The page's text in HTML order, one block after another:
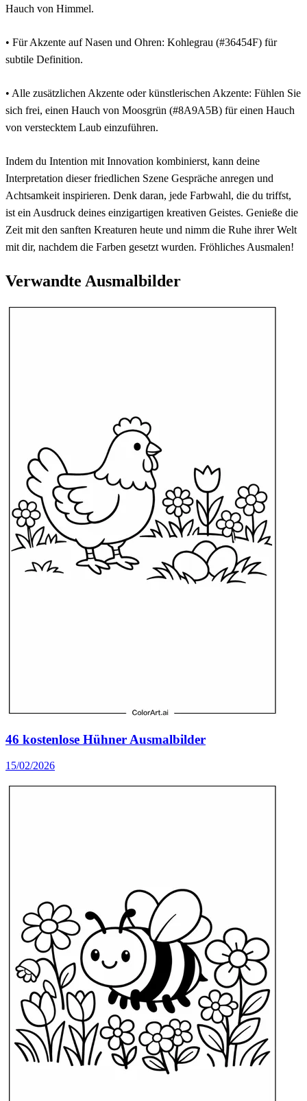
Hauch von Himmel.
• Für Akzente auf Nasen und Ohren: Kohlegrau (#36454F) für
subtile Definition.
• Alle zusätzlichen Akzente oder künstlerischen Akzente: Fühlen Sie
sich frei, einen Hauch von Moosgrün (#8A9A5B) für einen Hauch
von verstecktem Laub einzuführen.
Indem du Intention mit Innovation kombinierst, kann deine
Interpretation dieser friedlichen Szene Gespräche anregen und
Achtsamkeit inspirieren. Denk daran, jede Farbwahl, die du triffst,
ist ein Ausdruck deines einzigartigen kreativen Geistes. Genieße die
Zeit mit den sanften Kreaturen heute und nimm die Ruhe ihrer Welt
mit dir, nachdem die Farben gesetzt wurden. Fröhliches Ausmalen!
Verwandte Ausmalbilder
46 kostenlose Hühner Ausmalbilder
15/02/2026